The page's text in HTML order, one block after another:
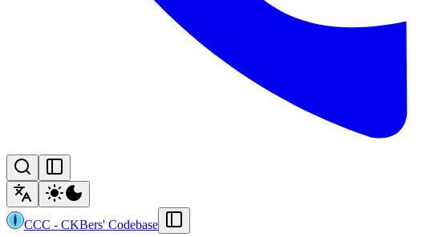
CCC - CKBers' Codebase